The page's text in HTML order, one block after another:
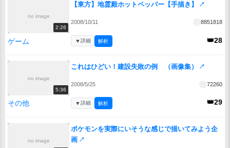
no image
2:26
【東方】地霊殿ホットペッパー【手描き】 ↗
2008/10/11 8851818
ゲーム 👑28
▼詳細 解析
no image
5:36
これはひどい！建設失敗の例 （画像集） ↗
2008/5/25 72260
その他 👑29
▼詳細 解析
no image
ポケモンを実際にいそうな感じで描いてみよう企
画 ↗